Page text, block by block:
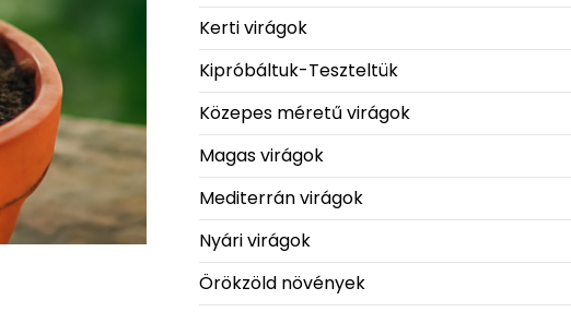
Kerti virágok
Kipróbáltuk-Teszteltük
Közepes méretű virágok
Magas virágok
Mediterrán virágok
Nyári virágok
Örökzöld növények